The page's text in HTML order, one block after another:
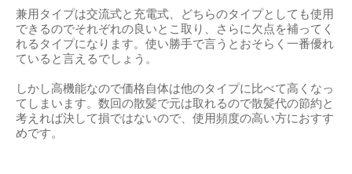
兼用タイプは交流式と充電式、どちらのタイプとしても使用
できるのでそれぞれの良いとこ取り、さらに欠点を補ってく
れるタイプになります。使い勝手で言うとおそらく一番優れ
ていると言えるでしょう。
しかし高機能なので価格自体は他のタイプに比べて高くなっ
てしまいます。数回の散髪で元は取れるので散髪代の節約と
考えれば決して損ではないので、使用頻度の高い方におすす
めです。